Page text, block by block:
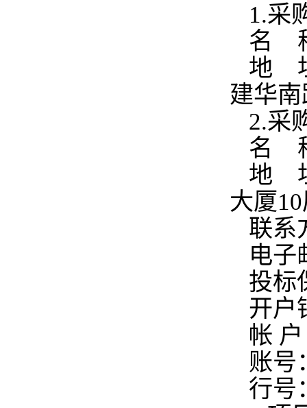
1.采
名
地
建华
2.采
名
地
大厦
联系
电子
投标
开户
帐
账号
行号